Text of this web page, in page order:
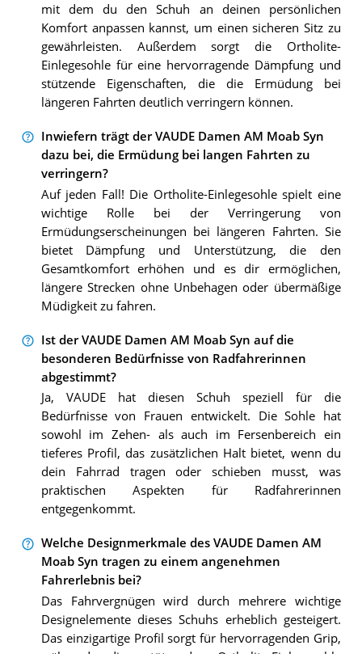
mit dem du den Schuh an deinen persönlichen
Komfort anpassen kannst, um einen sicheren Sitz zu
gewährleisten. Außerdem sorgt die Ortholite-
Einlegesohle für eine hervorragende Dämpfung und
stützende Eigenschaften, die die Ermüdung bei
längeren Fahrten deutlich verringern können.
Inwiefern trägt der VAUDE Damen AM Moab Syn
dazu bei, die Ermüdung bei langen Fahrten zu
verringern?
Auf jeden Fall! Die Ortholite-Einlegesohle spielt eine
wichtige Rolle bei der Verringerung von
Ermüdungserscheinungen bei längeren Fahrten. Sie
bietet Dämpfung und Unterstützung, die den
Gesamtkomfort erhöhen und es dir ermöglichen,
längere Strecken ohne Unbehagen oder übermäßige
Müdigkeit zu fahren.
Ist der VAUDE Damen AM Moab Syn auf die
besonderen Bedürfnisse von Radfahrerinnen
abgestimmt?
Ja, VAUDE hat diesen Schuh speziell für die
Bedürfnisse von Frauen entwickelt. Die Sohle hat
sowohl im Zehen- als auch im Fersenbereich ein
tieferes Profil, das zusätzlichen Halt bietet, wenn du
dein Fahrrad tragen oder schieben musst, was
praktischen Aspekten für Radfahrerinnen
entgegenkommt.
Welche Designmerkmale des VAUDE Damen AM
Moab Syn tragen zu einem angenehmen
Fahrerlebnis bei?
Das Fahrvergnügen wird durch mehrere wichtige
Designelemente dieses Schuhs erheblich gesteigert.
Das einzigartige Profil sorgt für hervorragenden Grip,